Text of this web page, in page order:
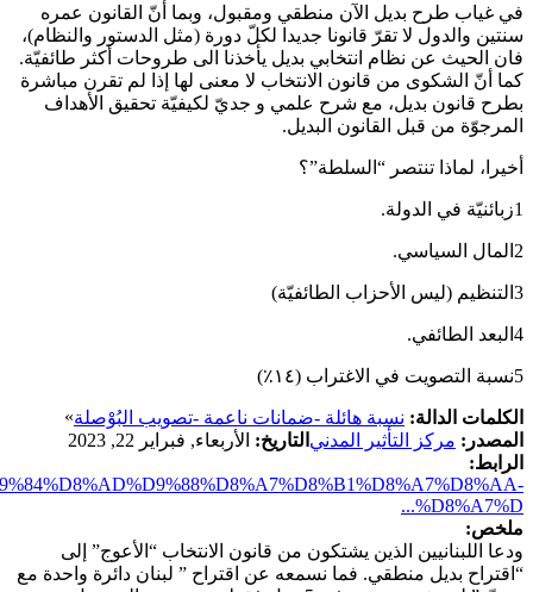
في غياب طرح بديل الآن منطقي ومقبول، وبما أنّ القانون عمره
سنتين والدول لا تقرّ قانونا جديدا لكلّ دورة (مثل الدستور والنظام)،
فان الحيث عن نظام انتخابي بديل يأخذنا الى طروحات أكثر طائفيّة.
كما أنّ الشكوى من قانون الانتخاب لا معنى لها إذا لم تقرن مباشرة
بطرح قانون بديل، مع شرح علمي و جديّ لكيفيّة تحقيق الأهداف
المرجوّة من قبل القانون البديل.
أخيرا، لماذا تنتصر “السلطة”؟
1زبائنيّة في الدولة.
2المال السياسي.
3التنظيم (ليس الأحزاب الطائفيّة)
4البعد الطائفي.
5نسبة التصويت في الاغتراب (١٤٪)
الكلمات الدالة: نسبة هائلة -ضمانات ناعمة -تصويب البُوْصلة
المصدر: مركز التأثير المدني التاريخ: الأربعاء, فبراير 22, 2023
الرابط:
%D8%A7%D...
ملخص:
ودعا اللبنانيين الذين يشتكون من قانون الانتخاب “الأعوج” إلى
“اقتراح بديل منطقي. فما نسمعه عن اقتراح ” لبنان دائرة واحدة مع
»